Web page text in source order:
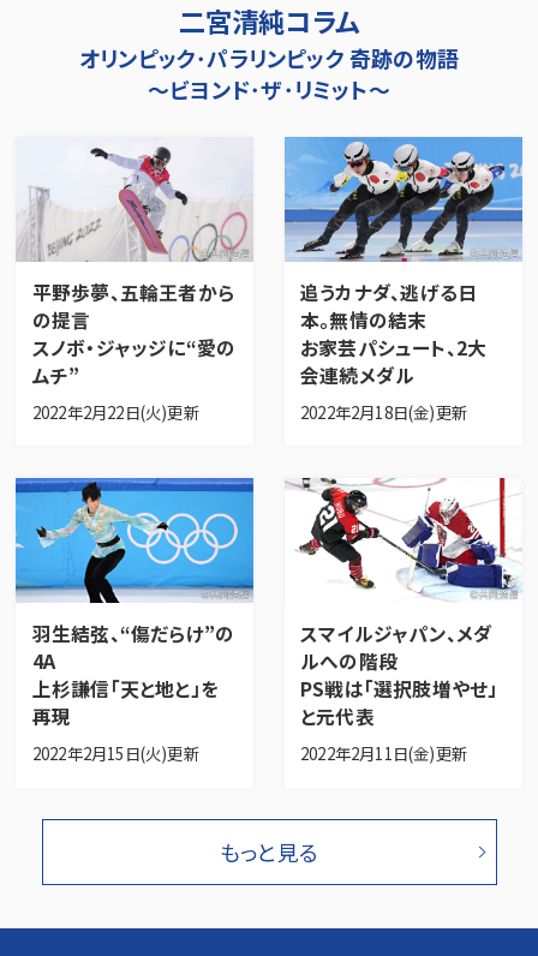
二宮清純コラム
オリンピック･パラリンピック 奇跡の物語
～ビヨンド･ザ･リミット～
平野歩夢、五輪王者から
の提言
スノボ・ジャッジに“愛の
ムチ”
2022年2月22日(火)更新
追うカナダ、逃げる日
本。無情の結末
お家芸パシュート、2大
会連続メダル
2022年2月18日(金)更新
羽生結弦、“傷だらけ”の
4A
上杉謙信「天と地と」を
再現
2022年2月15日(火)更新
スマイルジャパン、メダ
ルへの階段
PS戦は「選択肢増やせ」
と元代表
2022年2月11日(金)更新
もっと見る